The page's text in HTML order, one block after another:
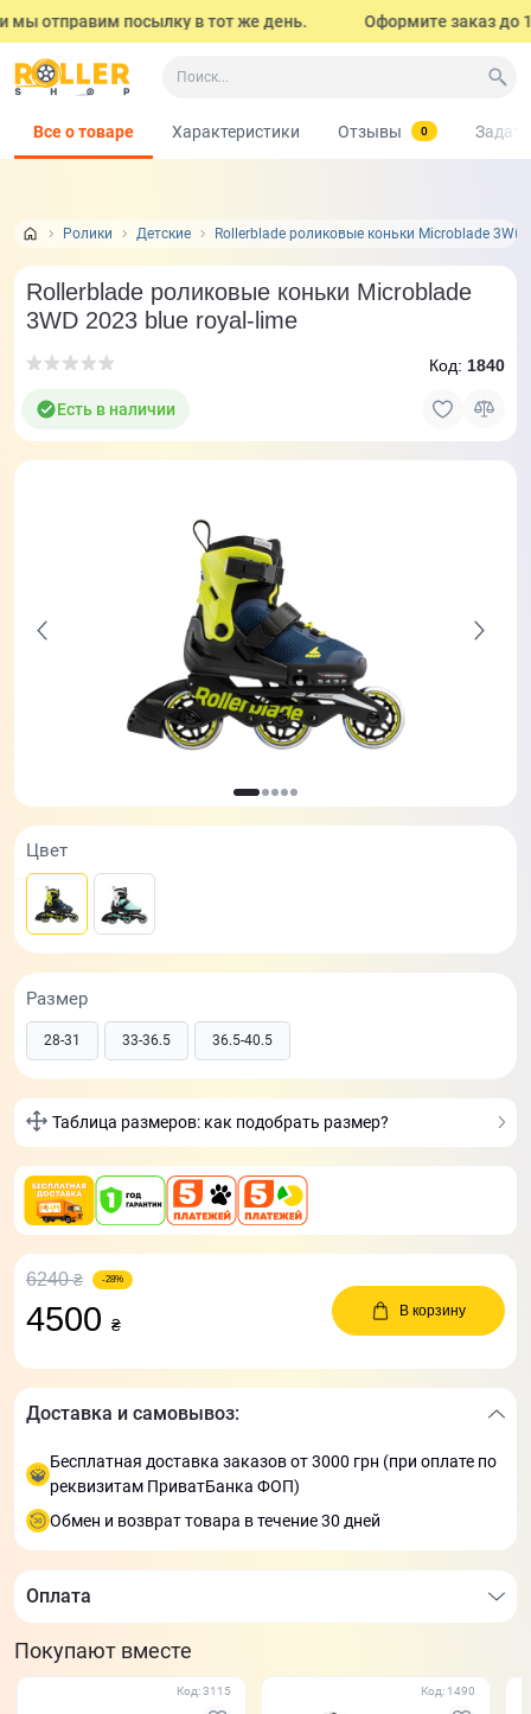
отправим посылку в тот же день. Оформите заказ до
Ролики Детские Rollerblade роликовые коньки Microblade
Все о товаре Характеристики Отзывы 0
Rollerblade роликовые коньки Microblade
3WD 2023 blue royal-lime
Есть в наличии
Код: 1840
Цвет
Размер
28-31 33-36.5 36.5-40.5
Таблица размеров: как подобрать размер?
6240₴ -28%
4500 ₴
В корзину
Доставка и самовывоз:
Бесплатная доставка заказов от 3000 грн (при оплате по
реквизитам ПриватБанка ФОП)
Обмен и возврат товара в течение 30 дней
Оплата
Покупают вместе
Код: 3115 Код: 1490